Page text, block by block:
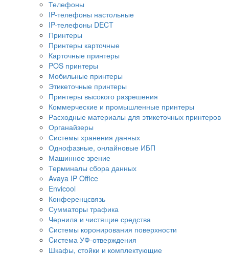
Телефоны
IP-телефоны настольные
IP-телефоны DECT
Принтеры
Принтеры карточные
Карточные принтеры
POS принтеры
Мобильные принтеры
Этикеточные принтеры
Принтеры высокого разрешения
Коммерческие и промышленные принтеры
Расходные материалы для этикеточных принтеров
Органайзеры
Системы хранения данных
Однофазные, онлайновые ИБП
Машинное зрение
Терминалы сбора данных
Avaya IP Office
Envicool
Конференцсвязь
Сумматоры трафика
Чернила и чистящие средства
Системы коронирования поверхности
Cистема УФ-отверждения
Шкафы, стойки и комплектующие